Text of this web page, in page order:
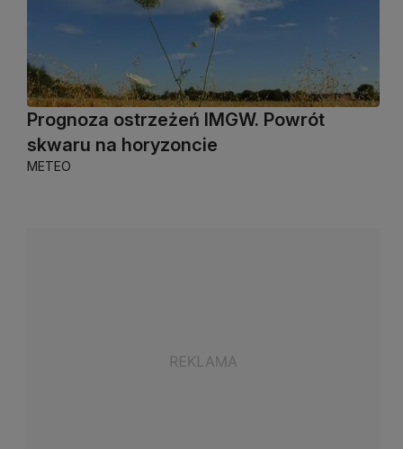
Prognoza ostrzeżeń IMGW. Powrót
skwaru na horyzoncie
METEO